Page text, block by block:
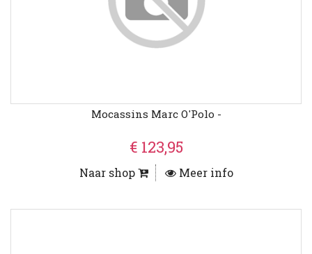
Mocassins Marc O'Polo -
€ 123,95
Naar shop Meer info